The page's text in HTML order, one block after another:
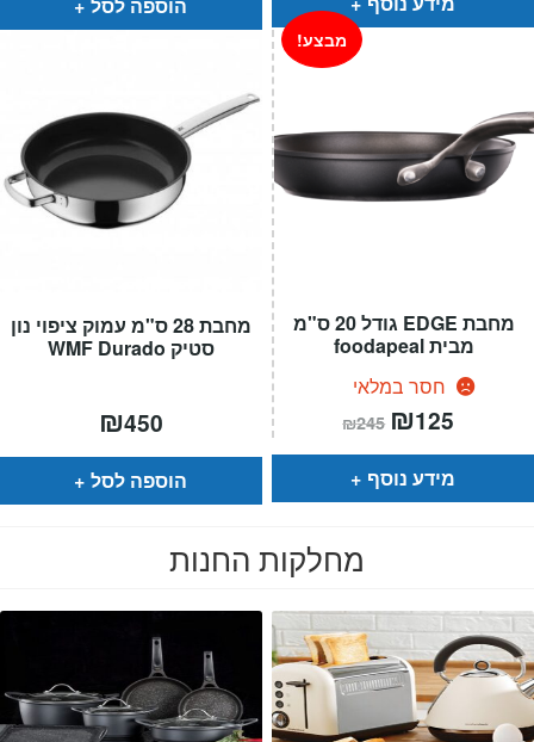
הוספה לסל
מחבת 28 ס"מ עמוק ציפוי נון
סטיק WMF Durado
₪450
הוספה לסל
מחבת EDGE גודל 20 ס"מ
מבית foodapeal
חסר במלאי
מבצע!
₪245 המחיר
המקורי
היה:
₪245.
₪125
הוא:
מידע נוסף
מחלקות החנות